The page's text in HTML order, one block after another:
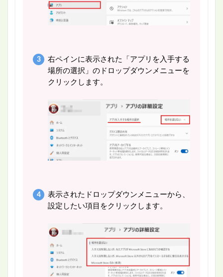
右ペインに表示された「アプリを入手する
場所の選択」のドロップダウンメニューを
クリックします。
表示されたドロップダウンメニューから、
設定したい項目をクリックします。